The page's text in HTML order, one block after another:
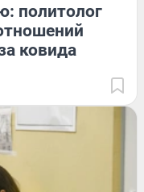
политолог
ковида